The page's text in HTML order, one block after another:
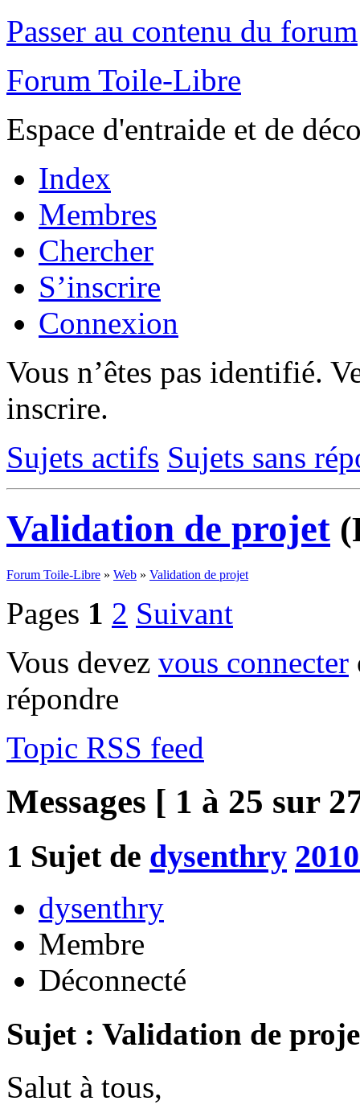
Passer au contenu du forum
Forum Toile-Libre
Espace d'entraide et de
Index
Membres
Chercher
S’inscrire
Connexion
Vous n’êtes pas identifié.
inscrire.
Sujets actifs Sujets sans
Validation de projet
Forum Toile-Libre » Web » Validation de projet
Pages 1 2 Suivant
Vous devez vous connecter
répondre
Topic RSS feed
Messages [ 1 à 25 sur
1 Sujet de dysenthry
dysenthry
Membre
Déconnecté
Sujet : Validation de
Salut à tous,